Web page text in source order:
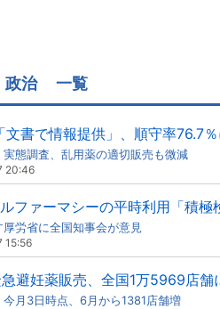
政治 一覧
文書で情報提供」、順守率76.7
実態調査、乱用薬の適切販売も微減
20:46
ファーマシーの平時利用「積極
厚労省に全国知事会が意見
15:56
避妊薬販売、全国1万5969店舗
今月3日時点、6月から1381店舗増